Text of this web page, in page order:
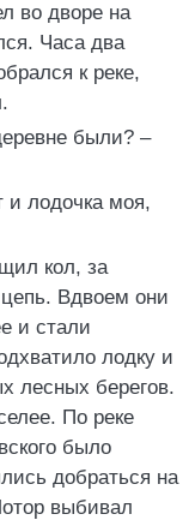
во дворе на
Часа два
к реке,
были? –
и лодочка моя,
кол, за
Вдвоем они
и стали
лодку и
лесных берегов.
По реке
было
добраться на
выбивал